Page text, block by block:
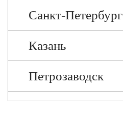
Санкт-Петербург
Казань
Петрозаводск